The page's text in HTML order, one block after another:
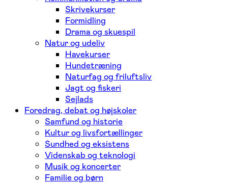
Skrivekurser
Formidling
Drama og skuespil
Natur og udeliv
Havekurser
Hundetræning
Naturfag og friluftsliv
Jagt og fiskeri
Sejlads
Foredrag, debat og højskoler
Samfund og historie
Kultur og livsfortællinger
Sundhed og eksistens
Videnskab og teknologi
Musik og koncerter
Familie og børn